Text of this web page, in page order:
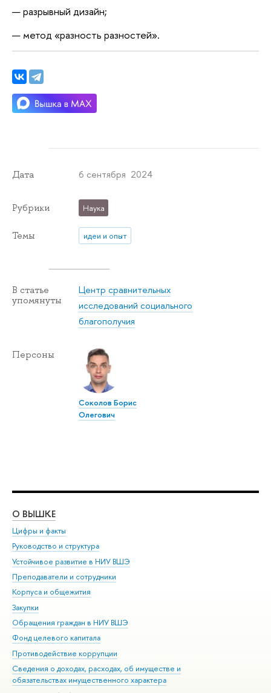
разрывный дизайн;
метод «разность разностей».
Дата 6 сентября 2024
Рубрики Наука
Темы идеи и опыт
В статье
упомянуты
Центр сравнительных
исследований социального
благополучия
Персоны
Соколов Борис
Олегович
О ВЫШКЕ
Цифры и факты
Руководство и структура
Устойчивое развитие в НИУ ВШЭ
Преподаватели и сотрудники
Корпуса и общежития
Закупки
Обращения граждан в НИУ ВШЭ
Фонд целевого капитала
Противодействие коррупции
Сведения о доходах, расходах, об имуществе и
обязательствах имущественного характера